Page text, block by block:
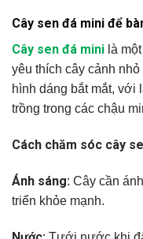
Cây sen đá mini để
Cây sen đá mini là
yêu thích cây cảnh
hình dáng bắt mắt,
trồng trong các chậu
Cách chăm sóc cây
Ánh sáng: Cây cần
triển khỏe mạnh.